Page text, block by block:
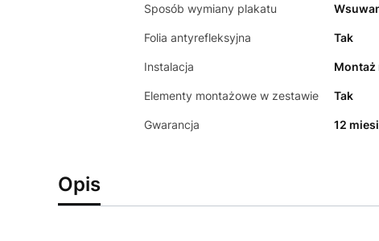
Sposób wymiany plakatu
Folia antyrefleksyjna Tak
Instalacja Montaż
Elementy montażowe w zestawie Tak
Gwarancja 12
Opis